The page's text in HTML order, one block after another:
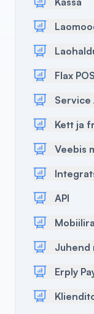
Flax POS
Service
Kett ja
Veebis
API
Juhend
Erply